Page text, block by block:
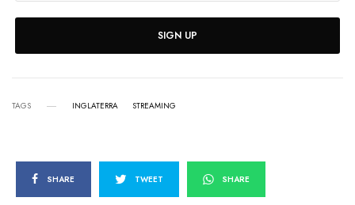
SIGN UP
TAGS INGLATERRA STREAMING
SHARE TWEET SHARE